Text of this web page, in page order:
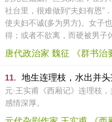
社台里，很难做到“夫妇有恩”
使夫妇不诚(多为男方)。女子
得；或者不欲离，而硬被男子
唐代政治家 魏征 《群书治
11. 地生连理枝，水出并头
元·王实甫《西厢记》连理枝
感情深厚。